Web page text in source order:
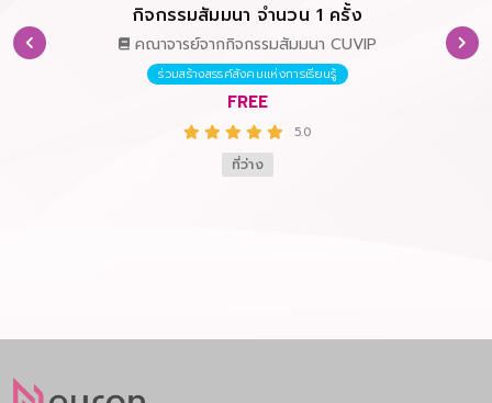
กิจกรรมสัมมนา จำนวน 1 ครั้ง
คณาจารย์จากกิจกรรมสัมมนา CUVIP
ร่วมสร้างสรรค์สังคมแห่งการเรียนรู้
FREE
5.0
ที่ว่าง